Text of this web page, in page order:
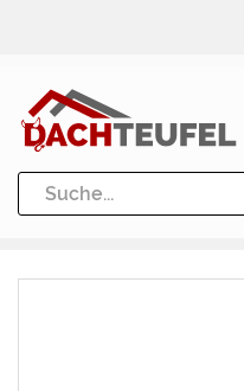
Dachrinne und Fallrohre
Werkzeuge und Löttechnik